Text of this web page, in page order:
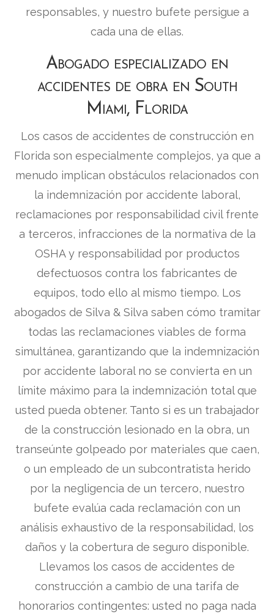
responsables, y nuestro bufete persigue a
cada una de ellas.
Abogado especializado en
accidentes de obra en South
Miami, Florida
Los casos de accidentes de construcción en
Florida son especialmente complejos, ya que a
menudo implican obstáculos relacionados con
la indemnización por accidente laboral,
reclamaciones por responsabilidad civil frente
a terceros, infracciones de la normativa de la
OSHA y responsabilidad por productos
defectuosos contra los fabricantes de
equipos, todo ello al mismo tiempo. Los
abogados de Silva & Silva saben cómo tramitar
todas las reclamaciones viables de forma
simultánea, garantizando que la indemnización
por accidente laboral no se convierta en un
límite máximo para la indemnización total que
usted pueda obtener. Tanto si es un trabajador
de la construcción lesionado en la obra, un
transeúnte golpeado por materiales que caen,
o un empleado de un subcontratista herido
por la negligencia de un tercero, nuestro
bufete evalúa cada reclamación con un
análisis exhaustivo de la responsabilidad, los
daños y la cobertura de seguro disponible.
Llevamos los casos de accidentes de
construcción a cambio de una tarifa de
honorarios contingentes: usted no paga nada